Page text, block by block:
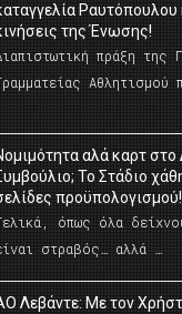
Ραυτόπουλου
της Ένωσης!
πράξη της
Αθλητισμού
αλά καρτ στο
Το Στάδιο
προϋπολογισμού!
όπως όλα
στραβός… αλλά …
Λεβάντε: Με τον